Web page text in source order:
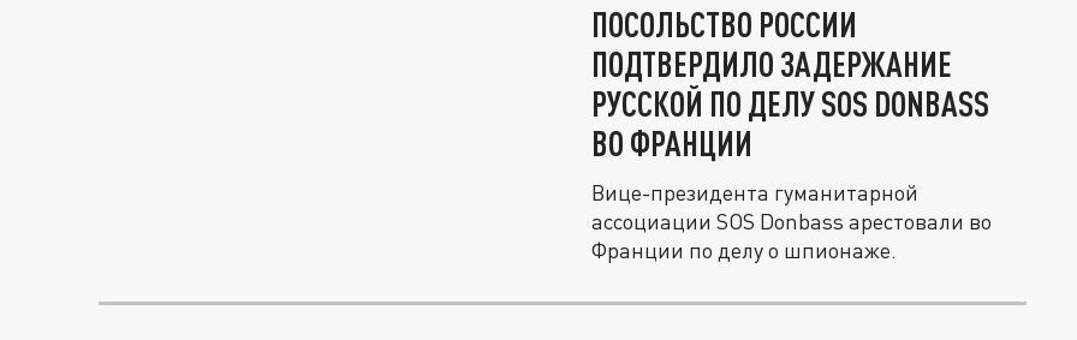
ПОСОЛЬСТВО РОССИИ
ПОДТВЕРДИЛО ЗАДЕРЖАНИЕ
РУССКОЙ ПО ДЕЛУ SOS DONBASS
ВО ФРАНЦИИ
Вице-президента гуманитарной
ассоциации SOS Donbass арестовали во
Франции по делу о шпионаже.